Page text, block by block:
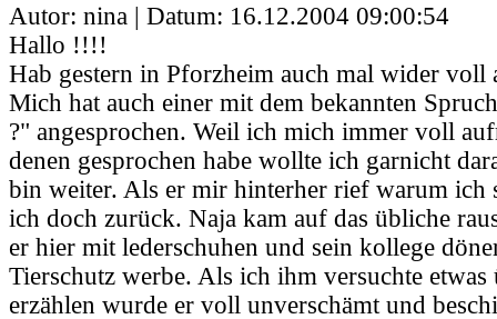
Autor: nina | Datum: 16.12.2004 09:00:54
Hallo !!!!
Hab gestern in Pforzheim auch mal wider voll
Mich hat auch einer mit dem bekannten
?" angesprochen. Weil ich mich immer voll
denen gesprochen habe wollte ich garnicht
bin weiter. Als er mir hinterher rief warum ich
ich doch zurück. Naja kam auf das übliche
er hier mit lederschuhen und sein kollege
Tierschutz werbe. Als ich ihm versuchte etwas
erzählen wurde er voll unverschämt und